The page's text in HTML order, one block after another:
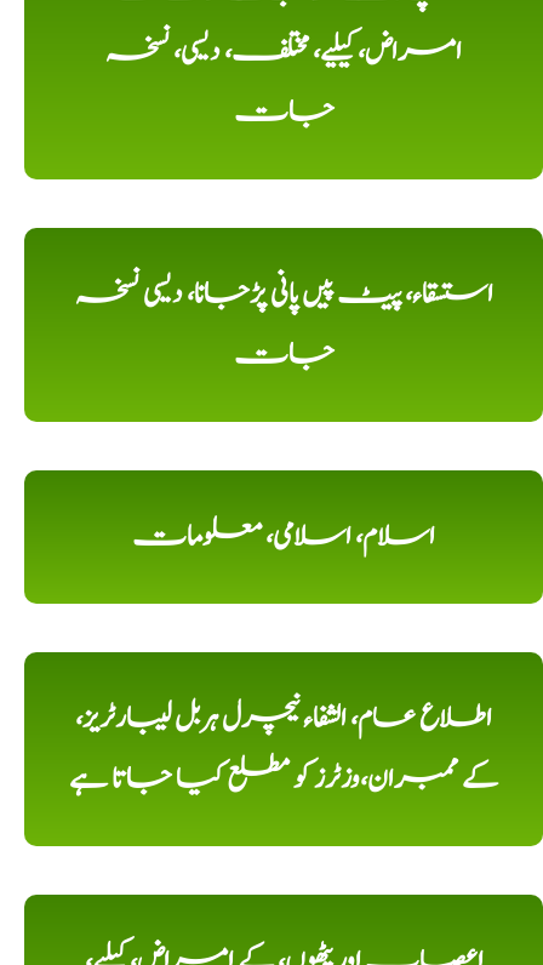
امراض، کیلیے، مختلف، دیسی، نسخہ
جات
استسقاء، پیٹ پیں پانی پڑجانا، دیسی نسخہ
جات
اسلام، اسلامی، معلومات
اطلاع عام، الشفاء نیچرل ہربل لیبارٹریز،
کے ممبران،وزٹرز کو مطلع کیا جاتا ہے